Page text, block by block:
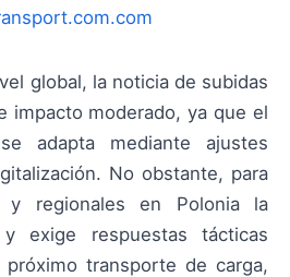
global, la noticia de subidas
impacto moderado, ya que el
adapta mediante ajustes
No obstante, para
y regionales en Polonia la
exige respuestas tácticas
próximo transporte de carga,